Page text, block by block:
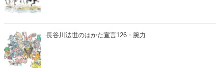
長谷川法世のはかた宣言126・腕力